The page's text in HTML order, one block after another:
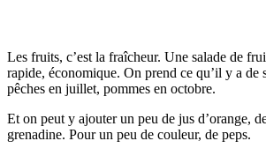
Les fruits, c’est la fraîcheur. Une salade de
rapide, économique. On prend ce qu’il y a de
pêches en juillet, pommes en octobre.
Et on peut y ajouter un peu de jus d’orange,
grenadine. Pour un peu de couleur, de peps.